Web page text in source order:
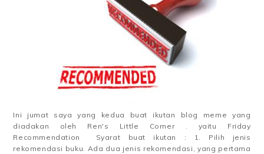
Ini jumat saya yang kedua buat ikutan blog meme yang
diadakan oleh Ren's Little Corner . yaitu Friday
Recommendation Syarat buat ikutan : 1. Pilih jenis
rekomendasi buku. Ada dua jenis rekomendasi, yang pertama